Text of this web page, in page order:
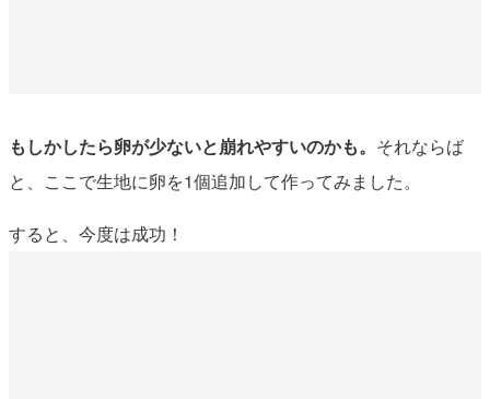
もしかしたら卵が少ないと崩れやすいのかも。 それならば
と、ここで生地に卵を1個追加して作ってみました。
すると、今度は成功！